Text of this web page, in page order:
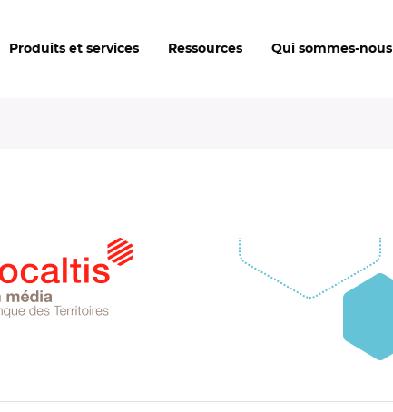
Produits et services Ressources Qui sommes-nous